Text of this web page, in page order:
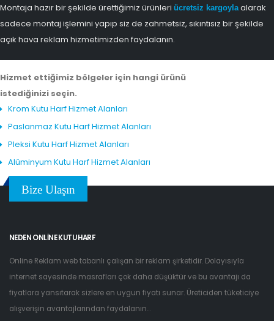
Montaja hazır bir şekilde ürettiğimiz ürünleri ücretsiz kargoylaalarak
sadece montaj işlemini yapıp siz de zahmetsiz, sıkıntısız bir şekilde
açık hava reklam hizmetimizden faydalanın.
Hizmet ettiğimiz bölgeler için hangi ürünü
istediğinizi seçin.
Krom Kutu Harf Hizmet Alanları
Paslanmaz Kutu Harf Hizmet Alanları
Pleksi Kutu Harf Hizmet Alanları
Alüminyum Kutu Harf Hizmet Alanları
Bize Ulaşın
NEDEN ONLINE KUTU HARF
Online Reklam web tabanlı çalışan bir reklam şirketidir. Dolayısıyla
internet sayesinde masrafları çok daha düşüktür ve bu avantajı da
fiyatlara yansıtarak sizlere en uygun fiyatı sunar. Üreticiden tüketiciye
alışverişin avantajlarından faydalanın...